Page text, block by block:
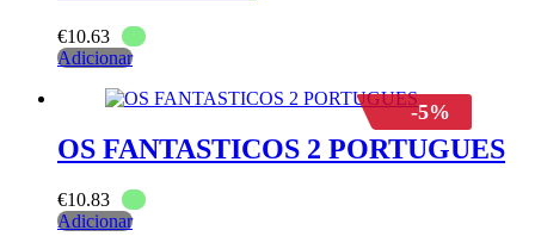
€10.63
Adicionar
-5%
OS FANTASTICOS 2 PORTUGUES
€10.83
Adicionar